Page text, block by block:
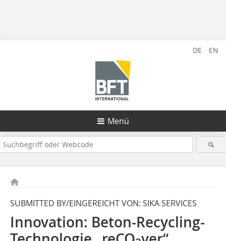
DE EN
Menü
SUBMITTED BY/EINGEREICHT VON: SIKA SERVICES
Innovation: Beton-Recycling-